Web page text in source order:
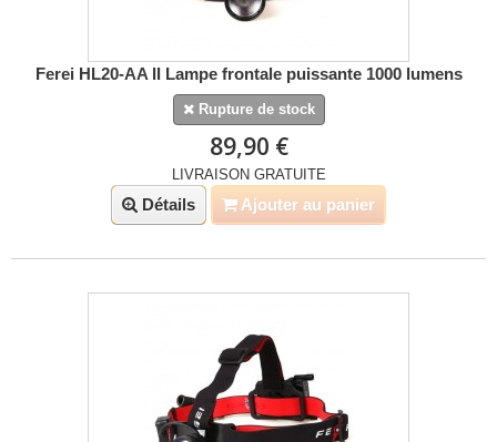
Ferei HL20-AA II Lampe frontale puissante 1000 lumens
Rupture de stock
89,90 €
LIVRAISON GRATUITE
Détails Ajouter au panier